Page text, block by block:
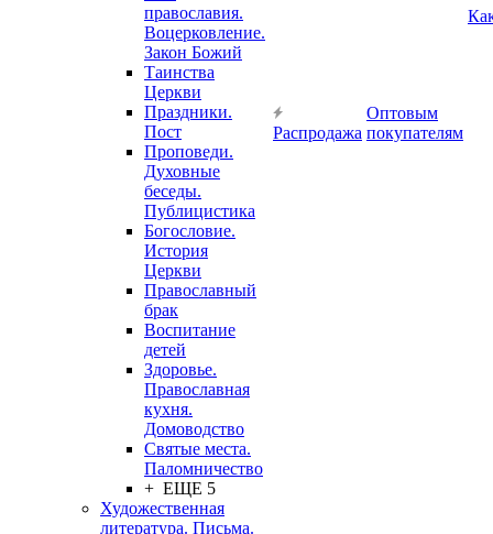
православия.
Воцерковление.
Закон Божий
Таинства
Церкви
Праздники.
Пост
Проповеди.
Духовные
беседы.
Публицистика
Богословие.
История
Церкви
Православный
брак
Воспитание
детей
Здоровье.
Православная
кухня.
Домоводство
Святые места.
Паломничество
+ ЕЩЕ 5
Художественная
литература. Письма.
Распродажа
Оптовым
покупателям